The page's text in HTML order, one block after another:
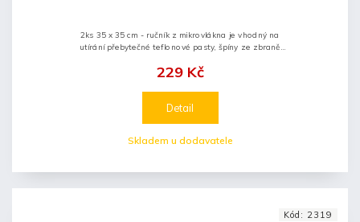
Skladem u dodavatele
229 Kč
Detail
2ks 35 x 35 cm - ručník z mikrovlákna je vhodný na
utírání přebytečné teflonové pasty, špíny ze zbraně
Kód: 2319